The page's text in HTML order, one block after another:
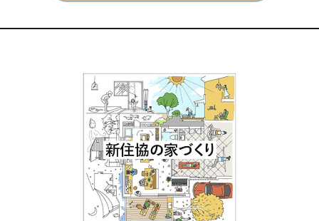
たち。
あくまでも、お客さまにとって最良の暮らしを叶えることが何よ
そのために、ものづくりにまつわる技術・品質・性能には徹底的
にこだわります。
喜んでいただける家を建て続けることで、建設業や林業といった
産業も北海道の自然環境も持続し、私たち工務店の技術が後世に
受け継がれていく。
そんなつながりまで意識を向けながら、三五工務店の家は今日も